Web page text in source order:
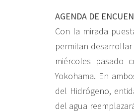
AGENDA DE
Con la mirada
permitan
miércoles pasado
Yokohama. En
del Hidrógeno,
del agua